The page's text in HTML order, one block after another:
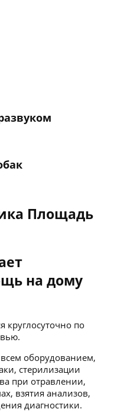
Площадь
на дому
круглосуточно по
оборудованием,
стерилизации
при отравлении,
взятия анализов,
диагностики.